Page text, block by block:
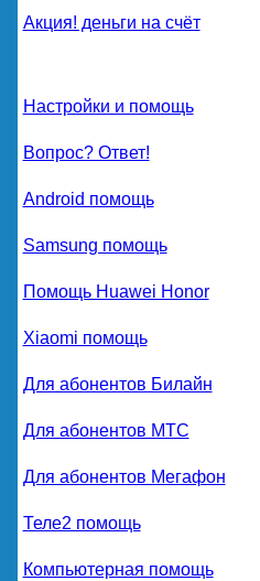
Акция! деньги на счёт
Настройки и помощь
Вопрос? Ответ!
Android помощь
Samsung помощь
Помощь Huawei Honor
Xiaomi помощь
Для абонентов Билайн
Для абонентов МТС
Для абонентов Мегафон
Теле2 помощь
Компьютерная помощь